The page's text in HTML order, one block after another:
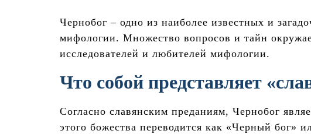
Чернобог – одно из наиболее известных и
мифологии. Множество вопросов и тайн
исследователей и любителей мифологии.
Что собой представляет
Согласно славянским преданиям, Чернобог
этого божества переводится как «Черный бог»